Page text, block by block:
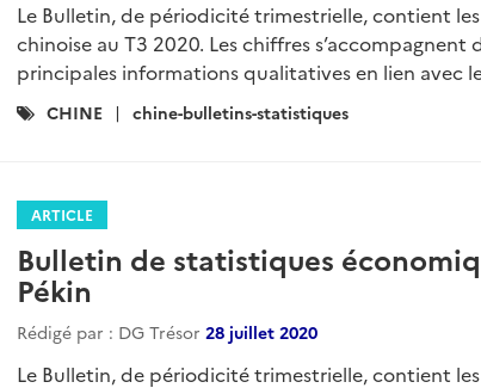
Le Bulletin, de périodicité trimestrielle, contient
chinoise au T3 2020. Les chiffres
principales informations qualitatives en lien avec
Catégories
CHINE chine-bulletins-statistiques
ARTICLE
Bulletin de statistiques
Pékin
Rédigé par : DG Trésor 28 juillet 2020
Le Bulletin, de périodicité trimestrielle, contient